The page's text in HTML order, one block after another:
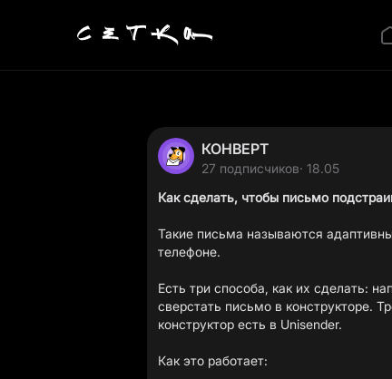
КОНВЕРТ
27 подписчиков· 18.05
Как сделать, чтобы письмо
Такие письма называются
телефоне.
Есть три способа, как их сделать:
сверстать письмо в конструкторе.
конструктор есть в Unisender.
Как это работает: